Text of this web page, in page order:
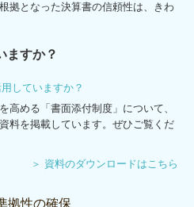
拠となった決算書の信頼性は、きわ
ますか？
高める「書面添付制度」について、
料を掲載しています。ぜひご覧くだ
＞ 資料のダウンロードはこちら
拠性の確保